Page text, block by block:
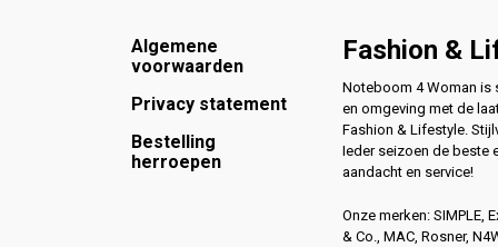
Footer
Algemene
voorwaarden
Privacy statement
Bestelling
herroepen
Fashion &
Noteboom 4 Woman is
en omgeving met de
Fashion & Lifestyle.
Ieder seizoen de beste
aandacht en service!
Onze merken: SIMPLE,
& Co., MAC, Rosner,